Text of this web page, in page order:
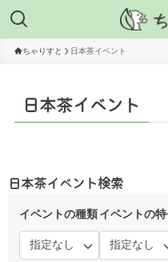
ちゃりすと 日本茶イベント
日本茶イベント
日本茶イベント検索
イベントの種類イベントの